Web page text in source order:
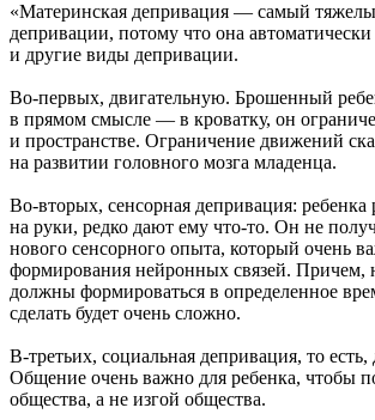
«Материнская депривация — самый
депривации, потому что она автоматически
и другие виды депривации.
Во-первых, двигательную. Брошенный
в прямом смысле — в кроватку, он
и пространстве. Ограничение движений
на развитии головного мозга младенца.
Во-вторых, сенсорная депривация: ребенка
на руки, редко дают ему что-то. Он не
нового сенсорного опыта, который очень
формирования нейронных связей. Причем,
должны формироваться в определенное
сделать будет очень сложно.
В-третьих, социальная депривация, то
Общение очень важно для ребенка, чтобы
общества, а не изгой общества.